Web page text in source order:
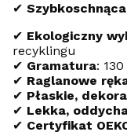
✔ Szybkoschnąca
✔ Ekologiczny
recyklingu
✔ Gramatura:
✔ Raglanowe
✔ Płaskie,
✔ Lekka,
✔ Certyfikat